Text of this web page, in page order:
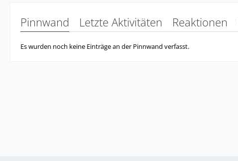
Pinnwand Letzte Aktivitäten Reaktionen
Es wurden noch keine Einträge an der Pinnwand verfasst.